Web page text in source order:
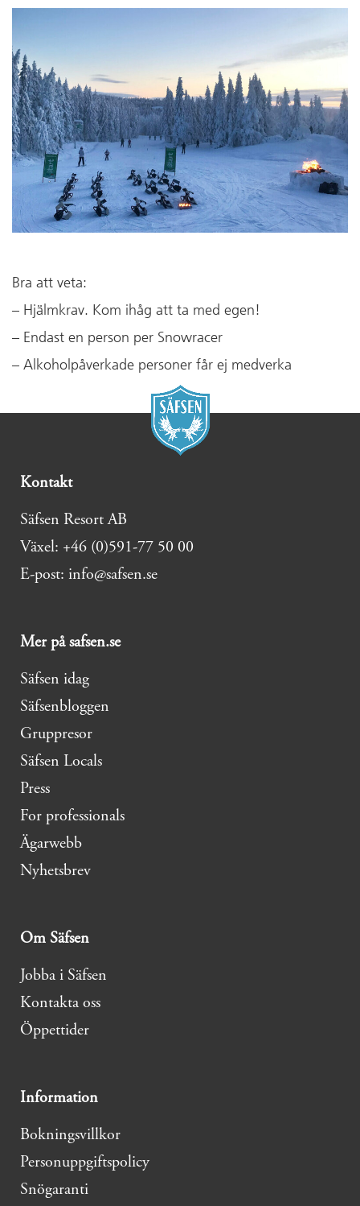
Bra att veta:
– Hjälmkrav. Kom ihåg att ta med egen!
– Endast en person per Snowracer
– Alkoholpåverkade personer får ej medverka
Kontakt
Säfsen Resort AB
Växel: +46 (0)591-77 50 00
E-post: info@safsen.se
Mer på safsen.se
Säfsen idag
Säfsenbloggen
Gruppresor
Säfsen Locals
Press
For professionals
Ägarwebb
Nyhetsbrev
Om Säfsen
Jobba i Säfsen
Kontakta oss
Öppettider
Information
Bokningsvillkor
Personuppgiftspolicy
Snögaranti